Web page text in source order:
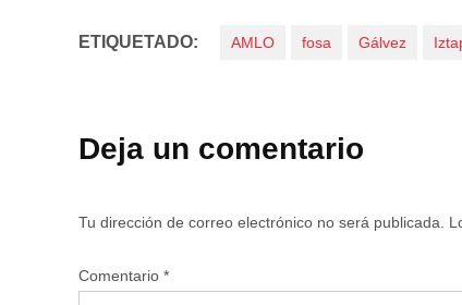
ETIQUETADO: AMLO fosa Gálvez
Deja un comentario
Tu dirección de correo electrónico no será publicada.
Comentario *